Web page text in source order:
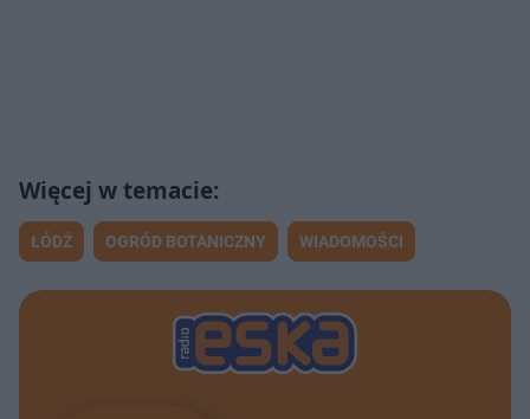
ŁÓDŹ OGRÓD BOTANICZNY WIADOMOŚCI